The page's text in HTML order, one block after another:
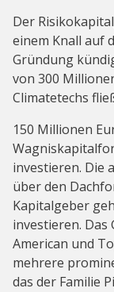
Der
einem Knall auf
Gründung
von 300
Climatetechs
150 Millionen
investieren. Die
über den
Kapitalgeber
investieren. Das
American und
mehrere
das der Familie